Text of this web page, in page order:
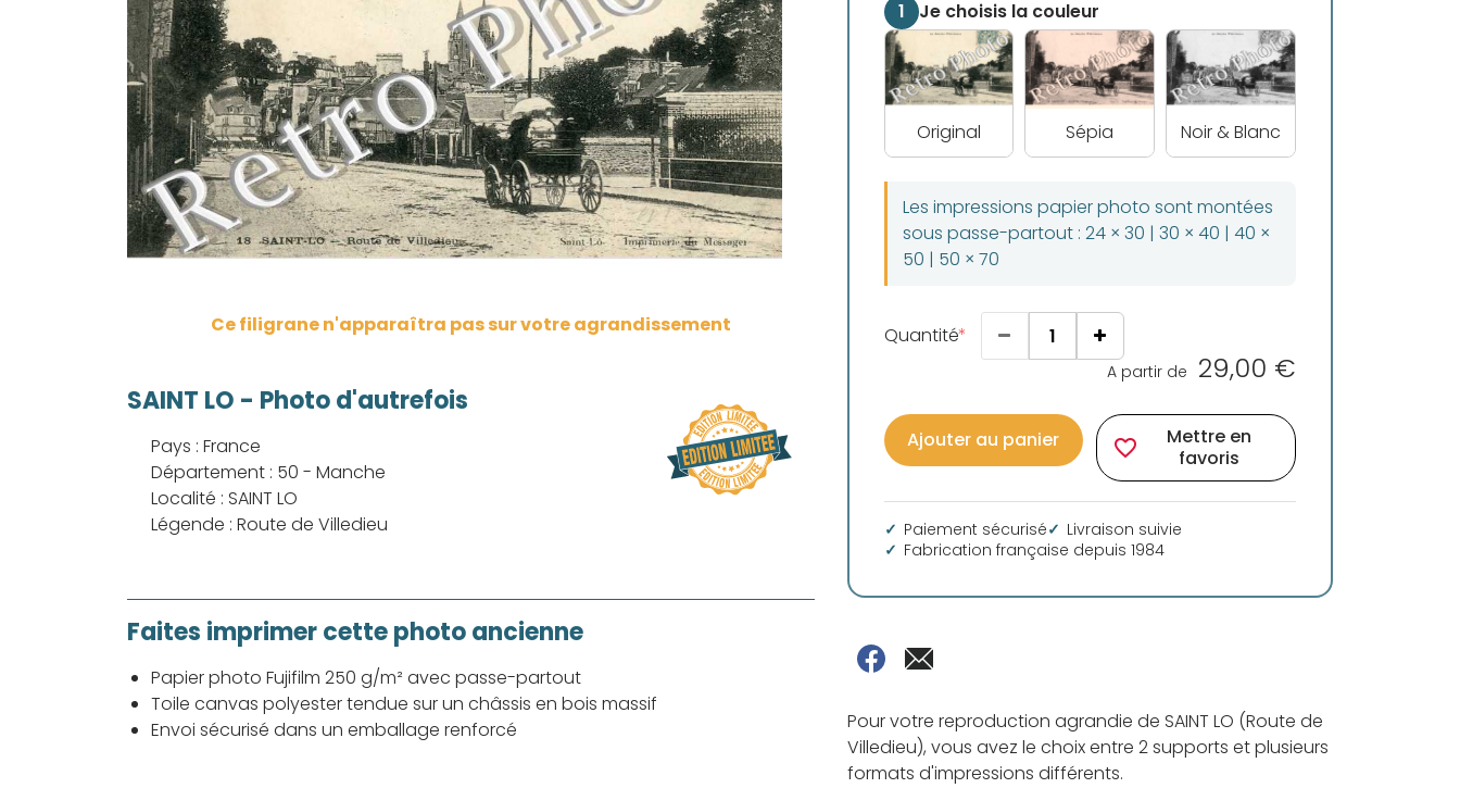
Ce filigrane n'apparaîtra pas sur votre agrandissement
1 Je choisis la couleur
Original Sépia Noir & Blanc
Les impressions papier photo sont montées
sous passe-partout : 24 × 30 | 30 × 40 | 40 ×
50 | 50 × 70
Quantité
A partir de 29,00 €
Ajouter au panier favorite_border
Mettre en
favoris
Paiement sécurisé
Livraison suivie
Fabrication française depuis 1984
Pour votre reproduction agrandie de SAINT LO (Route de
Villedieu), vous avez le choix entre 2 supports et plusieurs
formats d'impressions différents.
SAINT LO - Photo d'autrefois
Pays : France
Département : 50 - Manche
Localité : SAINT LO
Légende : Route de Villedieu
Faites imprimer cette photo ancienne
Papier photo Fujifilm 250 g/m² avec passe-partout
Toile canvas polyester tendue sur un châssis en bois massif
Envoi sécurisé dans un emballage renforcé